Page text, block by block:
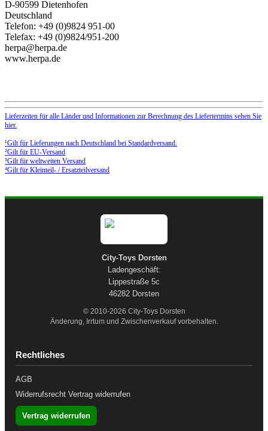
D-90599 Dietenhofen
Deutschland
Telefon: +49 (0)9824 951-00
Telefax: +49 (0)9824/951-200
herpa@herpa.de
www.herpa.de
Lieferzeiten für alle Länder und Informationen zur Berechnung des Liefertermins sehen Sie
hier.
¹Gilt für Lieferungen nach Deutschland bei Standardversand.
²Gilt für EU-Versand
³Gilt für weltweiten Versand
⁴Gilt für Kleinteil- / Ersatzteilversand
City-Toys Dorsten
Ladengeschäft:
Lippestraße 5c
46282 Dorsten
© 2010-2026 City-Toys Dorsten
Änderung, Irrtum und Zwischenverkauf vorbehalten.
Rechtliches
AGB
Widerrufsrecht Vertrag widerrufen
Vertrag widerrufen